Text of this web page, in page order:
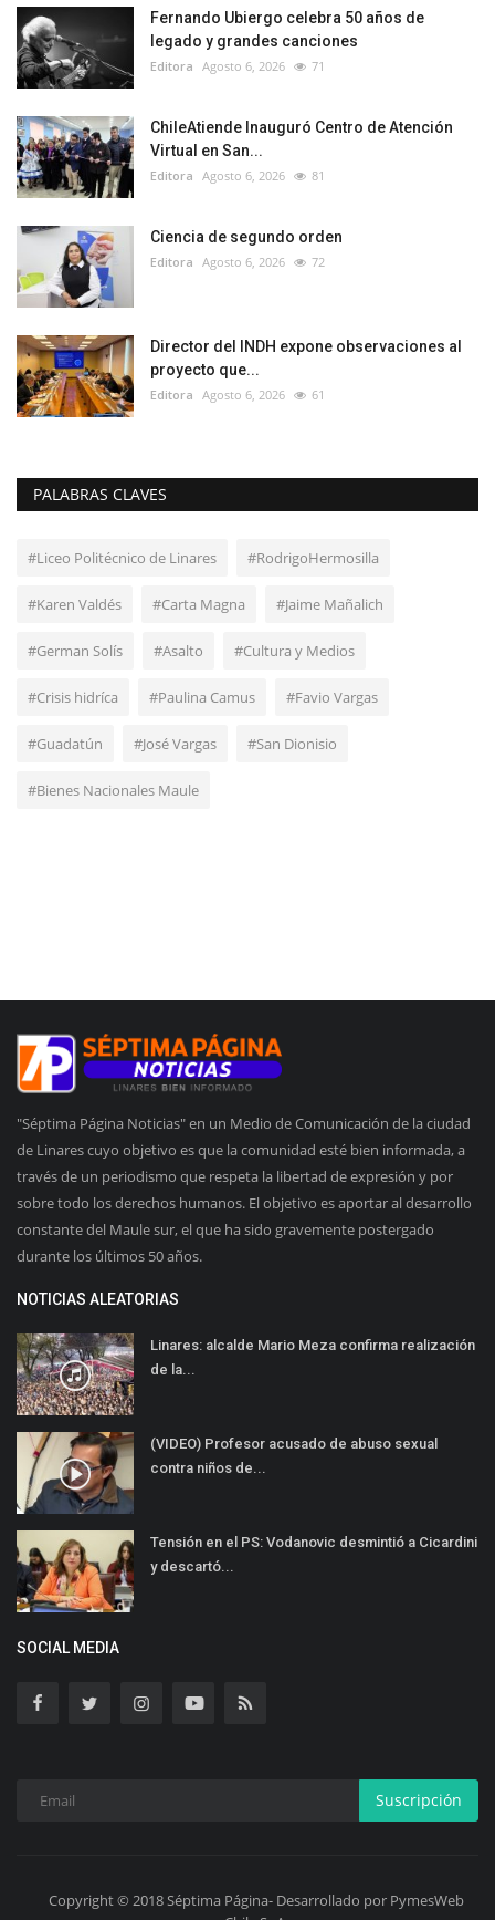
Fernando Ubiergo celebra 50 años de
legado y grandes canciones
Editora Agosto 6, 2026 71
ChileAtiende Inauguró Centro de Atención
Virtual en San...
Editora Agosto 6, 2026 81
Ciencia de segundo orden
Editora Agosto 6, 2026 72
Director del INDH expone observaciones al
proyecto que...
Editora Agosto 6, 2026 61
PALABRAS CLAVES
#Liceo Politécnico de Linares #RodrigoHermosilla
#Karen Valdés #Carta Magna #Jaime Mañalich
#German Solís #Asalto #Cultura y Medios
#Crisis hidríca #Paulina Camus #Favio Vargas
#Guadatún #José Vargas #San Dionisio
#Bienes Nacionales Maule
"Séptima Página Noticias" en un Medio de Comunicación de la ciudad
de Linares cuyo objetivo es que la comunidad esté bien informada, a
través de un periodismo que respeta la libertad de expresión y por
sobre todo los derechos humanos. El objetivo es aportar al desarrollo
constante del Maule sur, el que ha sido gravemente postergado
durante los últimos 50 años.
NOTICIAS ALEATORIAS
Linares: alcalde Mario Meza confirma realización
de la...
(VIDEO) Profesor acusado de abuso sexual
contra niños de...
Tensión en el PS: Vodanovic desmintió a Cicardini
y descartó...
SOCIAL MEDIA
Suscripción
Copyright © 2018 Séptima Página- Desarrollado por PymesWeb